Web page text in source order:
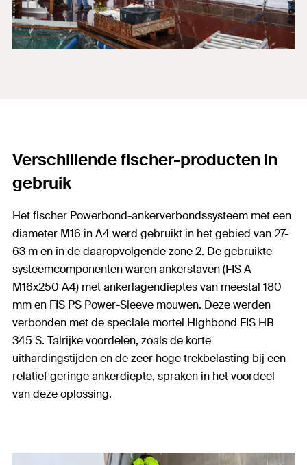
Verschillende fischer-producten in
gebruik
Het fischer Powerbond-ankerverbondssysteem met een
diameter M16 in A4 werd gebruikt in het gebied van 27-
63 m en in de daaropvolgende zone 2. De gebruikte
systeemcomponenten waren ankerstaven (FIS A
M16x250 A4) met ankerlagendieptes van meestal 180
mm en FIS PS Power-Sleeve mouwen. Deze werden
verbonden met de speciale mortel Highbond FIS HB
345 S. Talrijke voordelen, zoals de korte
uithardingstijden en de zeer hoge trekbelasting bij een
relatief geringe ankerdiepte, spraken in het voordeel
van deze oplossing.